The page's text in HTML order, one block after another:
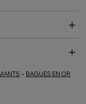
- BAGUES EN OR